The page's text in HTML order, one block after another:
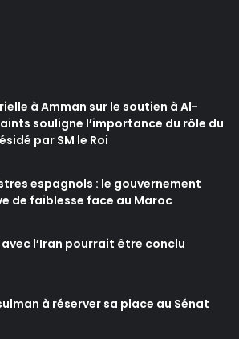
à Amman sur le soutien à Al-
souligne l’importance du rôle du
par SM le Roi
espagnols : le gouvernement
de faiblesse face au Maroc
l’Iran pourrait être conclu
à réserver sa place au Sénat